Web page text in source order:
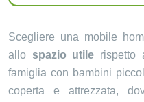
Scegliere una mobile
allo spazio utile rispetto
famiglia con bambini
coperta e attrezzata,